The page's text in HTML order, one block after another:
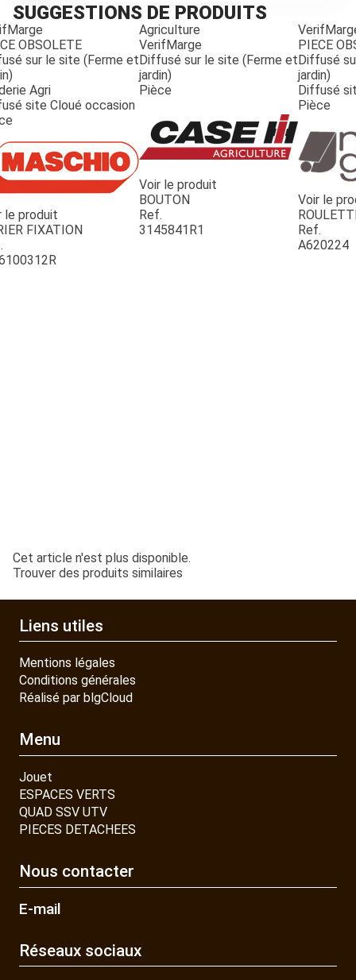
JOUET
SUGGESTIONS DE PRODUITS
OBSOLETE
sur le site (Ferme et
Agri
site Cloué occasion
le produit
FIXATION
Agriculture
VerifMarge
Diffusé sur le site (Ferme et
jardin)
Pièce
Voir le produit
BOUTON
Ref.
3145841R1
PIECE
Diffusé
jardin)
Diffusé
Pièce
Voir le
Ref.
A620224
Cet article n'est plus disponible.
Trouver des produits similaires
Liens utiles
Mentions légales
Conditions générales
Réalisé par blgCloud
Menu
Jouet
ESPACES VERTS
QUAD SSV UTV
PIECES DETACHEES
Nous contacter
E-mail
Réseaux sociaux